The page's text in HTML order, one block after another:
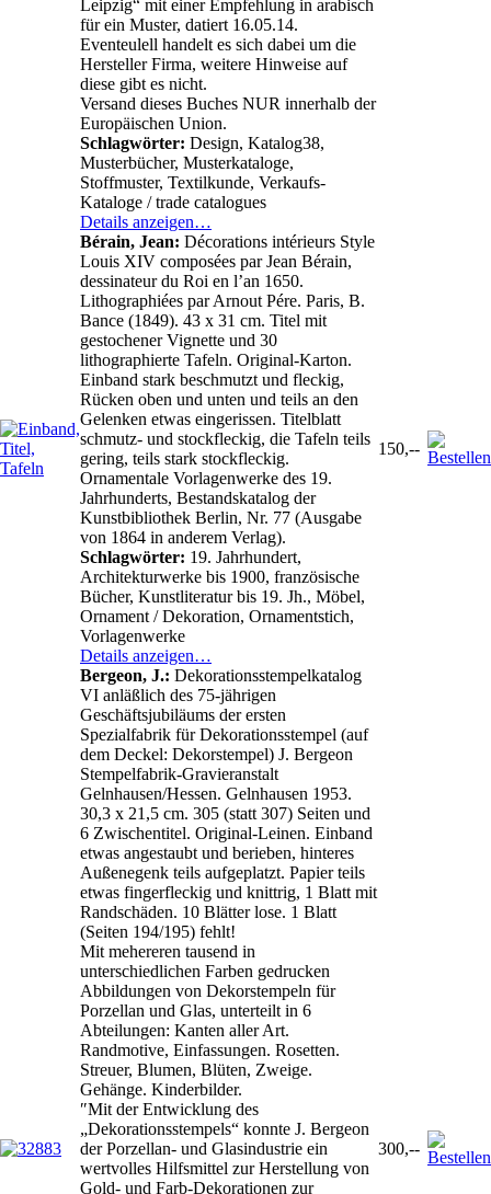
Leipzig“ mit einer Empfehlung in arabisch
für ein Muster, datiert 16.05.14.
Eventeulell handelt es sich dabei um die
Hersteller Firma, weitere Hinweise auf
diese gibt es nicht.
Versand dieses Buches NUR innerhalb der
Europäischen Union.
Schlagwörter: Design, Katalog38,
Musterbücher, Musterkataloge,
Stoffmuster, Textilkunde, Verkaufs-
Kataloge / trade catalogues
Details anzeigen…
Bérain, Jean: Décorations intérieurs Style
Louis XIV composées par Jean Bérain,
dessinateur du Roi en l’an 1650.
Lithographiées par Arnout Pére. Paris, B.
Bance (1849). 43 x 31 cm. Titel mit
gestochener Vignette und 30
lithographierte Tafeln. Original-Karton.
Einband stark beschmutzt und fleckig,
Rücken oben und unten und teils an den
Gelenken etwas eingerissen. Titelblatt
schmutz- und stockfleckig, die Tafeln teils
gering, teils stark stockfleckig.
Ornamentale Vorlagenwerke des 19.
Jahrhunderts, Bestandskatalog der
Kunstbibliothek Berlin, Nr. 77 (Ausgabe
von 1864 in anderem Verlag).
Schlagwörter: 19. Jahrhundert,
Architekturwerke bis 1900, französische
Bücher, Kunstliteratur bis 19. Jh., Möbel,
Ornament / Dekoration, Ornamentstich,
Vorlagenwerke
Details anzeigen…
150,--
Bergeon, J.: Dekorationsstempelkatalog
VI anläßlich des 75-jährigen
Geschäftsjubiläums der ersten
Spezialfabrik für Dekorationsstempel (auf
dem Deckel: Dekorstempel) J. Bergeon
Stempelfabrik-Gravieranstalt
Gelnhausen/Hessen. Gelnhausen 1953.
30,3 x 21,5 cm. 305 (statt 307) Seiten und
6 Zwischentitel. Original-Leinen. Einband
etwas angestaubt und berieben, hinteres
Außenegenk teils aufgeplatzt. Papier teils
etwas fingerfleckig und knittrig, 1 Blatt mit
Randschäden. 10 Blätter lose. 1 Blatt
(Seiten 194/195) fehlt!
Mit mehereren tausend in
unterschiedlichen Farben gedrucken
Abbildungen von Dekorstempeln für
Porzellan und Glas, unterteilt in 6
Abteilungen: Kanten aller Art.
Randmotive, Einfassungen. Rosetten.
Streuer, Blumen, Blüten, Zweige.
Gehänge. Kinderbilder.
″Mit der Entwicklung des
„Dekorationsstempels“ konnte J. Bergeon
der Porzellan- und Glasindustrie ein
wertvolles Hilfsmittel zur Herstellung von
Gold- und Farb-Dekorationen zur
300,--